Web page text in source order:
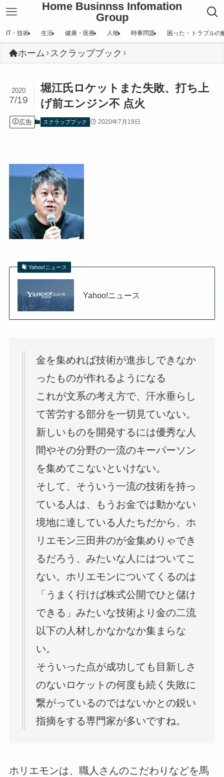
Home Businnss Infomation
Group
IT・技術 生活 健康・医療 人物 時事問題 困った・トラブルの
ホーム スクラップブック
堀江氏ロケットまた失敗、打ち上
げ前エンジン不 点火
2020
7/19
広告 スクラップブック 2020年7月19日
Yahoo!ニュース
Yahoo!ニュース
金を集めれば技術が進歩しできなか
ったものが作れるようになる
これが文系の考え方で、汗水垂らし
て苦労する部分を一切見ていない。
新しいものを開発するには優秀な人
間やその分野の一流のキーパーソン
を集めてこないといけない。
そして、そういう一流の技術を持っ
ている人は、もうお金では動かない
境地に達している人たちだから、ホ
リエモン三田井のが金集めりゃでき
るだろう、みたいな人にはついてこ
ない。ホリエモンについてくるのは
「うまく行けば株式公開でひと儲け
できる」みたいな技術より金の二流
以下の人材しかなかなか集まらな
い。
そういった点が成功しても目新しさ
のないロケットの何度も続く失敗に
繋がっているのではないかとの鋭い
指摘をする専門家が多いですね。
ホリエモンは、職人さんのこだわりなどを馬